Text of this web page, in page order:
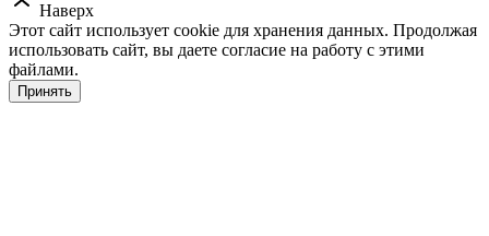
Наверх
Этот сайт использует cookie для хранения данных. Продолжая
использовать сайт, вы даете согласие на работу с этими
файлами.
Принять